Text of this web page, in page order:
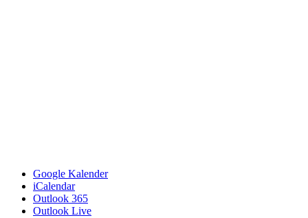
Google Kalender
iCalendar
Outlook 365
Outlook Live